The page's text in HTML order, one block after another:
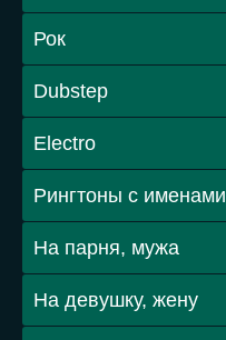
Рок
Dubstep
Electro
Рингтоны с именами
На парня, мужа
На девушку, жену